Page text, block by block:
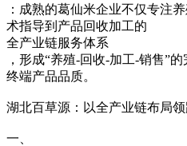
：成熟的葛仙米企业不仅专注
术指导到产品回收加工的
全产业链服务体系
，形成“养殖-回收-加工-销售”
终端产品品质。
湖北百草源：以全产业链布局
一、